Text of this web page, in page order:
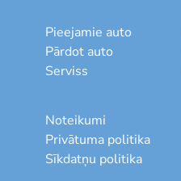
Pieejamie auto
Pārdot auto
Serviss
Noteikumi
Privātuma politika
Sīkdatņu politika